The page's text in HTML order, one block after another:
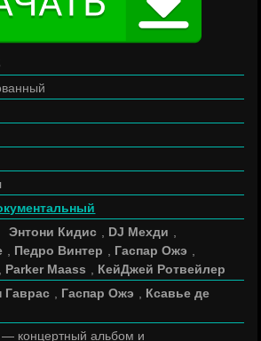
Энтони Кидис DJ Мехди
Педро Винтер Гаспар Ожэ
Parker Maass
КейДжей Ротвейлер
Гаврас Гаспар Ожэ
Ксавье де
концертный альбом и